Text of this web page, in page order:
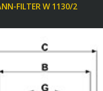
FILTER W 1130/2